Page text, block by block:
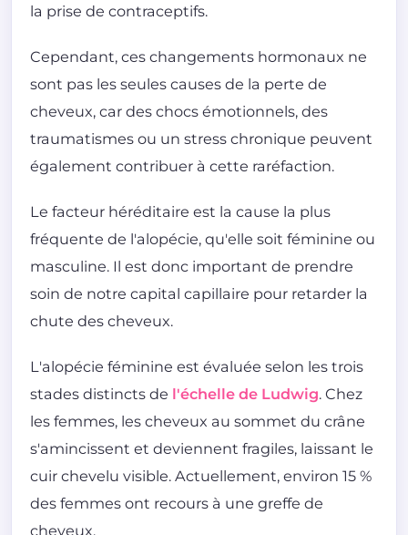
la prise de contraceptifs.
Cependant, ces changements hormonaux ne
sont pas les seules causes de la perte de
cheveux, car des chocs émotionnels, des
traumatismes ou un stress chronique peuvent
également contribuer à cette raréfaction.
Le facteur héréditaire est la cause la plus
fréquente de l'alopécie, qu'elle soit féminine ou
masculine. Il est donc important de prendre
soin de notre capital capillaire pour retarder la
chute des cheveux.
L'alopécie féminine est évaluée selon les trois
stades distincts de l'échelle de Ludwig. Chez
les femmes, les cheveux au sommet du crâne
s'amincissent et deviennent fragiles, laissant le
cuir chevelu visible. Actuellement, environ 15 %
des femmes ont recours à une greffe de
cheveux.